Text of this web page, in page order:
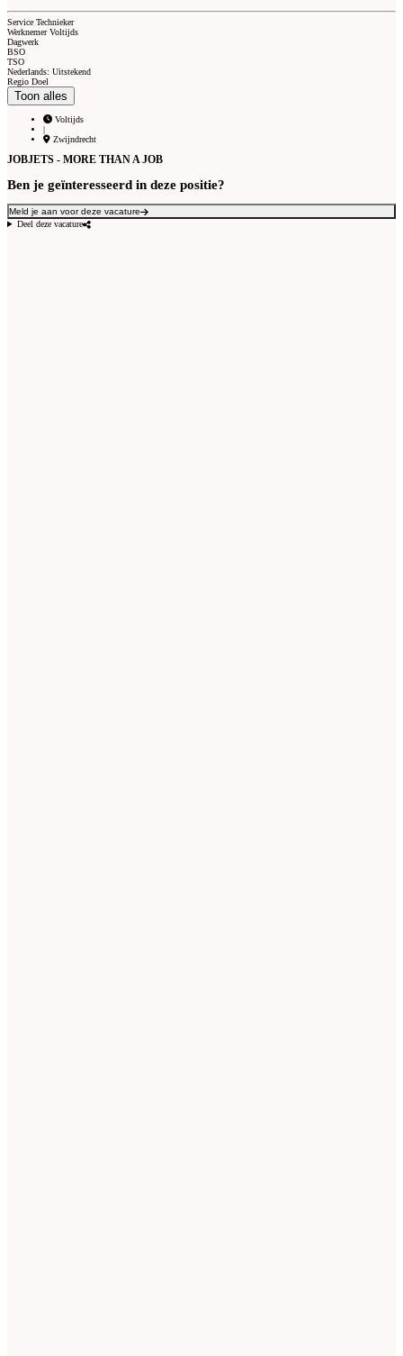
Service Technieker
Werknemer Voltijds
Dagwerk
BSO
TSO
Nederlands: Uitstekend
Regio Doel
Toon alles
Voltijds
|
Zwijndrecht
JOBJETS - MORE THAN A JOB
Ben je geïnteresseerd in deze positie?
Meld je aan voor deze vacature
Deel deze vacature